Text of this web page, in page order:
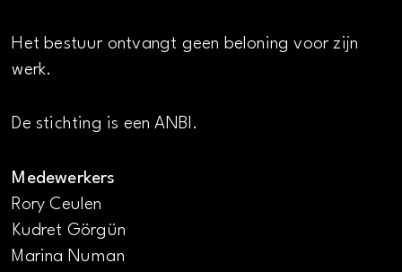
Het bestuur ontvangt geen beloning voor zijn
werk.
De stichting is een ANBI.
Medewerkers
Rory Ceulen
Kudret Görgün
Marina Numan